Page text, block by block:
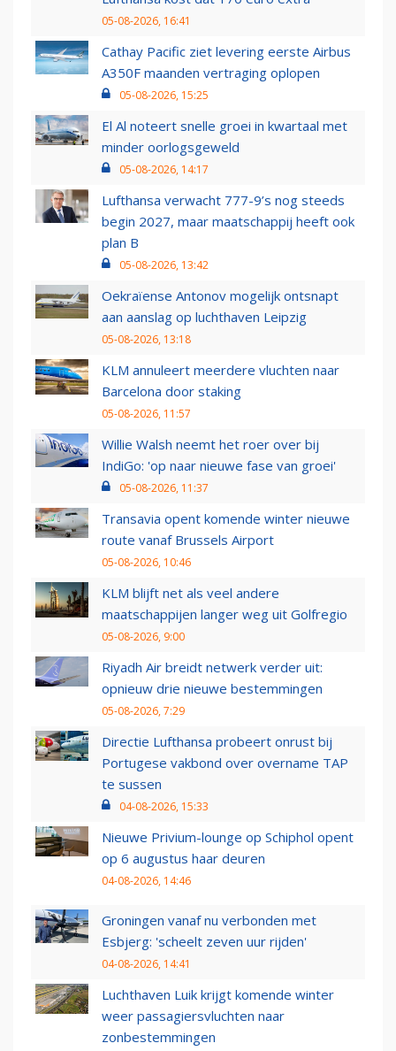
05-08-2026, 16:41
Cathay Pacific ziet levering eerste Airbus
A350F maanden vertraging oplopen
05-08-2026, 15:25
El Al noteert snelle groei in kwartaal met
minder oorlogsgeweld
05-08-2026, 14:17
Lufthansa verwacht 777-9’s nog steeds
begin 2027, maar maatschappij heeft ook
plan B
05-08-2026, 13:42
Oekraïense Antonov mogelijk ontsnapt
aan aanslag op luchthaven Leipzig
05-08-2026, 13:18
KLM annuleert meerdere vluchten naar
Barcelona door staking
05-08-2026, 11:57
Willie Walsh neemt het roer over bij
IndiGo: 'op naar nieuwe fase van groei'
05-08-2026, 11:37
Transavia opent komende winter nieuwe
route vanaf Brussels Airport
05-08-2026, 10:46
KLM blijft net als veel andere
maatschappijen langer weg uit Golfregio
05-08-2026, 9:00
Riyadh Air breidt netwerk verder uit:
opnieuw drie nieuwe bestemmingen
05-08-2026, 7:29
Directie Lufthansa probeert onrust bij
Portugese vakbond over overname TAP
te sussen
04-08-2026, 15:33
Nieuwe Privium-lounge op Schiphol opent
op 6 augustus haar deuren
04-08-2026, 14:46
Groningen vanaf nu verbonden met
Esbjerg: 'scheelt zeven uur rijden'
04-08-2026, 14:41
Luchthaven Luik krijgt komende winter
weer passagiersvluchten naar
zonbestemmingen